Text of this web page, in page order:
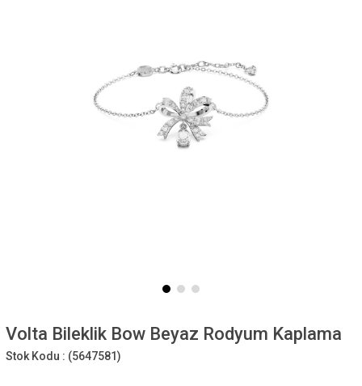
Volta Bileklik Bow Beyaz Rodyum Kaplama
Stok Kodu : (5647581)